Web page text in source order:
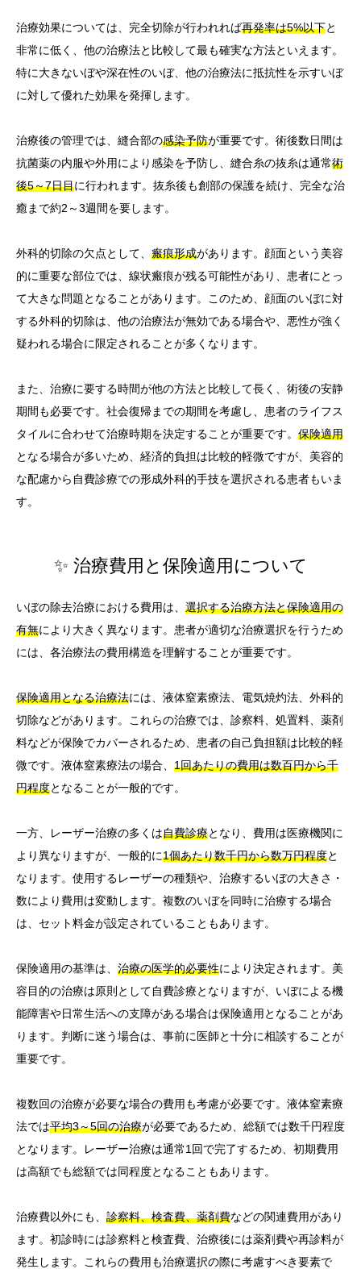
治療効果については、完全切除が行われれば再発率は5%以下と
非常に低く、他の治療法と比較して最も確実な方法といえます。
特に大きないぼや深在性のいぼ、他の治療法に抵抗性を示すいぼ
に対して優れた効果を発揮します。
治療後の管理では、縫合部の感染予防が重要です。術後数日間は
抗菌薬の内服や外用により感染を予防し、縫合糸の抜糸は通常術
後5～7日目に行われます。抜糸後も創部の保護を続け、完全な治
癒まで約2～3週間を要します。
外科的切除の欠点として、 瘢痕形成があります。顔面という美容
的に重要な部位では、線状瘢痕が残る可能性があり、患者にとっ
て大きな問題となることがあります。このため、顔面のいぼに対
する外科的切除は、他の治療法が無効である場合や、悪性が強く
疑われる場合に限定されることが多くなります。
また、治療に要する時間が他の方法と比較して長く、術後の安静
期間も必要です。社会復帰までの期間を考慮し、患者のライフス
タイルに合わせて治療時期を決定することが重要です。 保険適用
となる場合が多いため、経済的負担は比較的軽微ですが、美容的
な配慮から自費診療での形成外科的手技を選択される患者もいま
す。
✨ 治療費用と保険適用について
いぼの除去治療における費用は、 選択する治療方法と保険適用の
有無により大きく異なります。患者が適切な治療選択を行うため
には、各治療法の費用構造を理解することが重要です。
保険適用となる治療法には、液体窒素療法、電気焼灼法、外科的
切除などがあります。これらの治療では、診察料、処置料、薬剤
料などが保険でカバーされるため、患者の自己負担額は比較的軽
微です。液体窒素療法の場合、 1回あたりの費用は数百円から千
円程度となることが一般的です。
一方、レーザー治療の多くは自費診療となり、費用は医療機関に
より異なりますが、一般的に1個あたり数千円から数万円程度と
なります。使用するレーザーの種類や、治療するいぼの大きさ・
数により費用は変動します。複数のいぼを同時に治療する場合
は、セット料金が設定されていることもあります。
保険適用の基準は、 治療の医学的必要性により決定されます。美
容目的の治療は原則として自費診療となりますが、いぼによる機
能障害や日常生活への支障がある場合は保険適用となることがあ
ります。判断に迷う場合は、事前に医師と十分に相談することが
重要です。
複数回の治療が必要な場合の費用も考慮が必要です。液体窒素療
法では平均3～5回の治療が必要であるため、総額では数千円程度
となります。レーザー治療は通常1回で完了するため、初期費用
は高額でも総額では同程度となることもあります。
治療費以外にも、 診察料、検査費、薬剤費などの関連費用があり
ます。初診時には診察料と検査費、治療後には薬剤費や再診料が
発生します。これらの費用も治療選択の際に考慮すべき要素で